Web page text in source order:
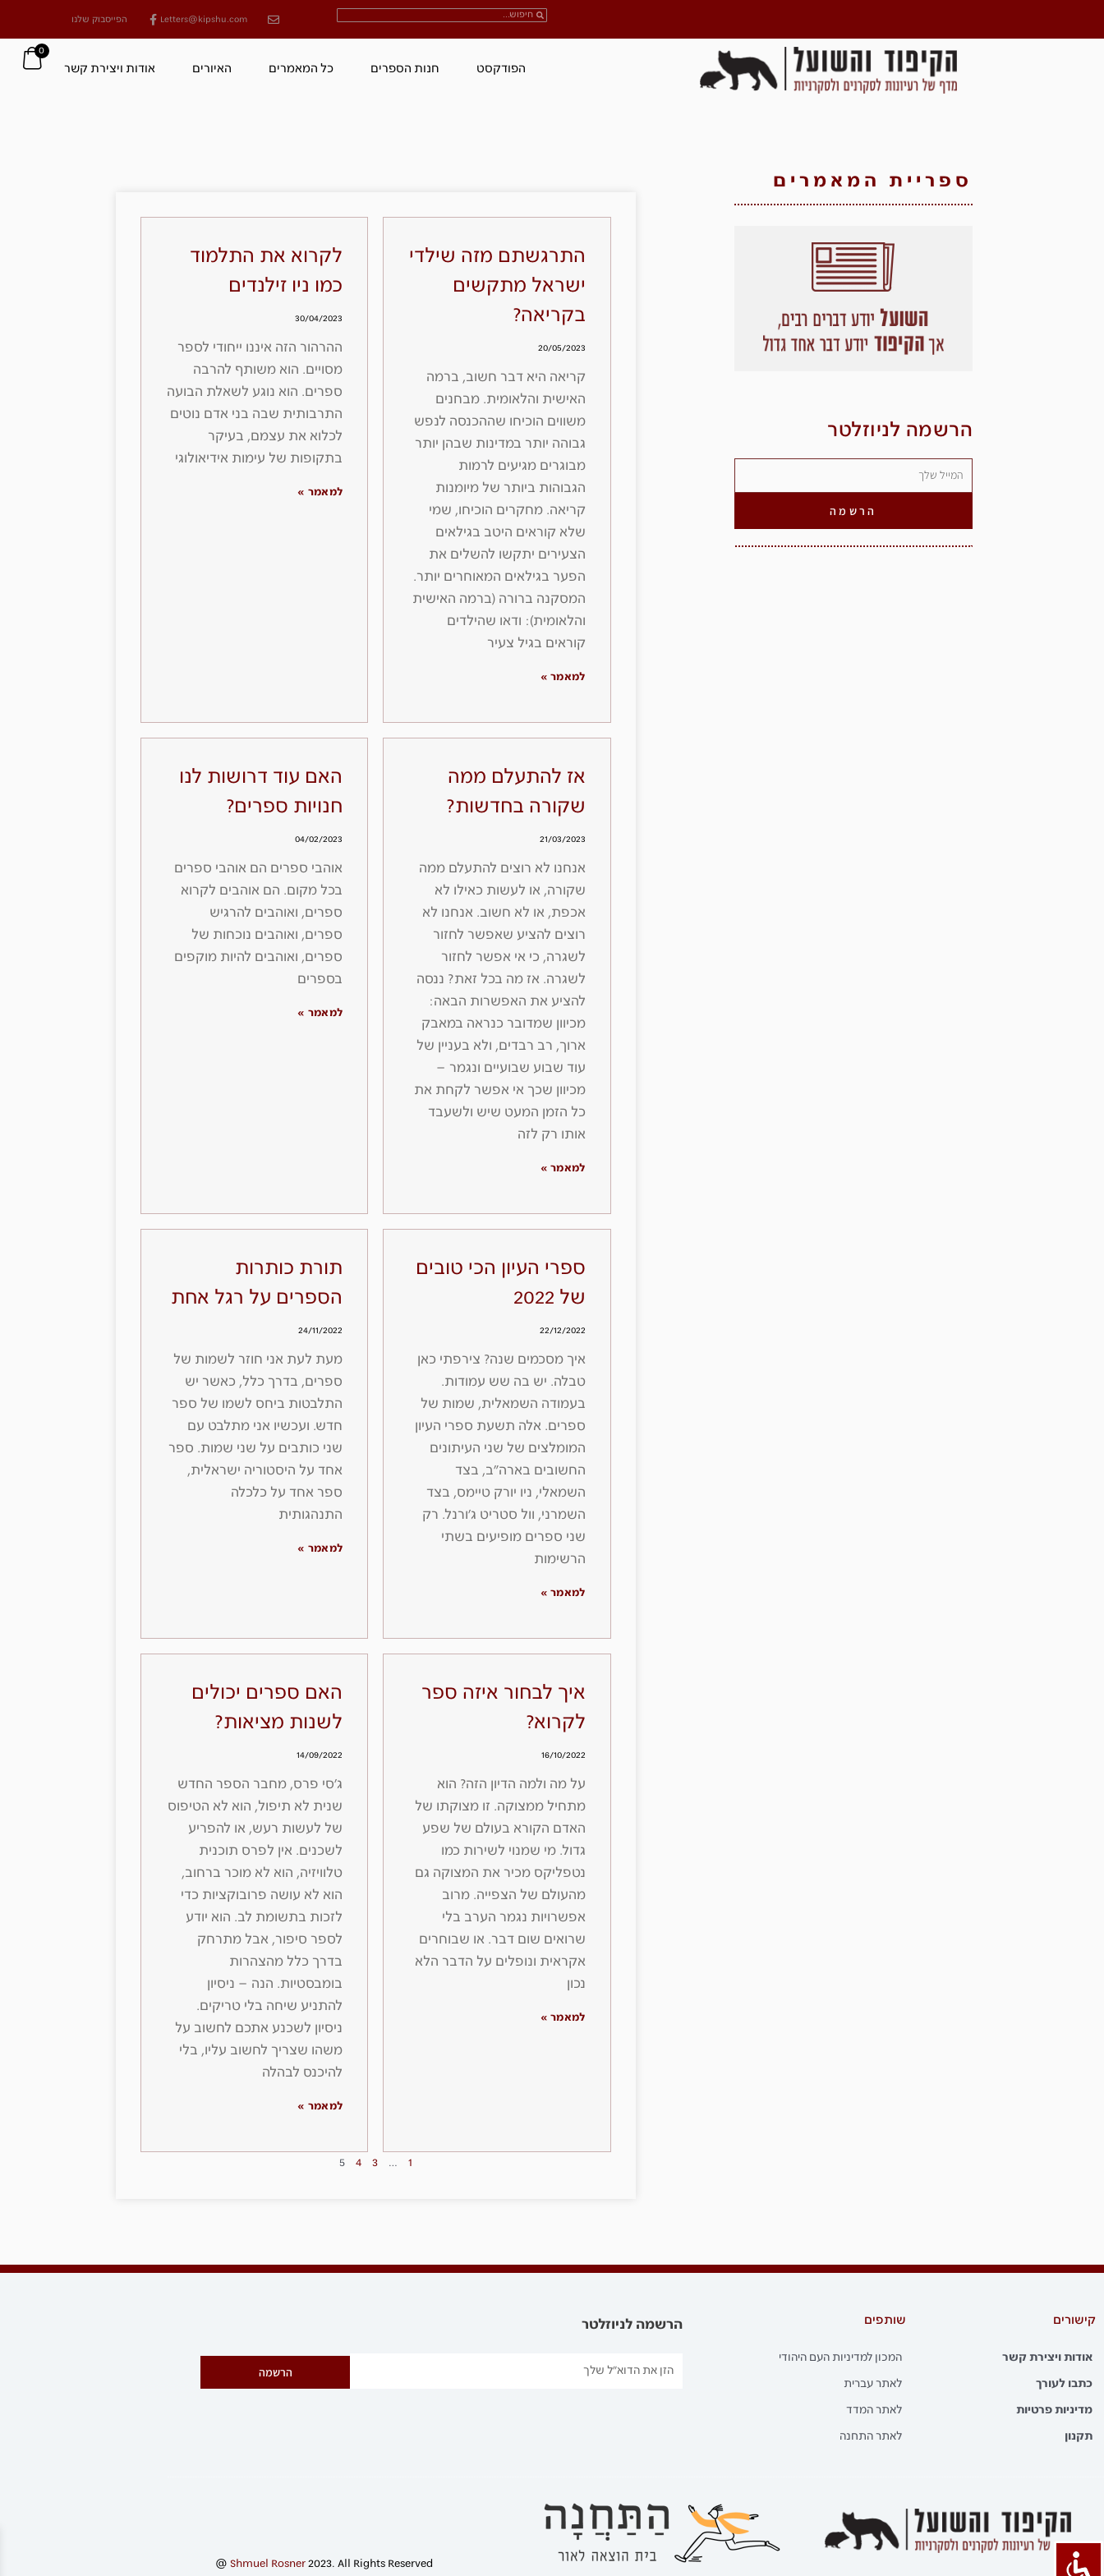
Letters@kipshu.com הפייסבוק שלנו
הפודקסט חנות הספרים כל המאמרים האיורים אודות ויצירת קשר
0
ספריית המאמרים
הרשמה לניוזלטר
הרשמה
התרגשתם מזה שילדי
ישראל מתקשים
בקריאה?
20/05/2023
קריאה היא דבר חשוב, ברמה
האישית והלאומית. מבחנים
משווים הוכיחו שההכנסה לנפש
גבוהה יותר במדינות שבהן יותר
מבוגרים מגיעים לרמות
הגבוהות ביותר של מיומנות
קריאה. מחקרים הוכיחו, שמי
שלא קוראים היטב בגילאים
הצעירים יתקשו להשלים את
הפער בגילאים המאוחרים יותר.
המסקנה ברורה (ברמה האישית
והלאומית): ודאו שהילדים
קוראים בגיל צעיר
למאמר »
לקרוא את התלמוד
כמו ניו זילנדים
30/04/2023
ההרהור הזה איננו ייחודי לספר
מסויים. הוא משותף להרבה
ספרים. הוא נוגע לשאלת הבועה
התרבותית שבה בני אדם נוטים
לכלוא את עצמם, בעיקר
בתקופות של עימות אידיאולוגי
למאמר »
אז להתעלם ממה
שקורה בחדשות?
21/03/2023
אנחנו לא רוצים להתעלם ממה
שקורה, או לעשות כאילו לא
אכפת, או לא חשוב. אנחנו לא
רוצים להציע שאפשר לחזור
לשגרה, כי אי אפשר לחזור
לשגרה. אז מה בכל זאת? ננסה
להציע את האפשרות הבאה:
מכיוון שמדובר כנראה במאבק
ארוך, רב רבדים, ולא בעניין של
עוד שבוע שבועיים ונגמר –
מכיוון שכך אי אפשר לקחת את
כל הזמן המעט שיש ולשעבד
אותו רק לזה
למאמר »
האם עוד דרושות לנו
חנויות ספרים?
04/02/2023
אוהבי ספרים הם אוהבי ספרים
בכל מקום. הם אוהבים לקרוא
ספרים, ואוהבים להרגיש
ספרים, ואוהבים נוכחות של
ספרים, ואוהבים להיות מוקפים
בספרים
למאמר »
ספרי העיון הכי טובים
של 2022
22/12/2022
איך מסכמים שנה? צירפתי כאן
טבלה. יש בה שש עמודות.
בעמודה השמאלית, שמות של
ספרים. אלה תשעת ספרי העיון
המומלצים של שני העיתונים
החשובים בארה״ב, בצד
השמאלי, ניו יורק טיימס, בצד
השמרני, וול סטריט ג׳ורנל. רק
שני ספרים מופיעים בשתי
הרשימות
למאמר »
תורת כותרות
הספרים על רגל אחת
24/11/2022
מעת לעת אני חוזר לשמות של
ספרים, בדרך כלל, כאשר יש
התלבטות ביחס לשמו של ספר
חדש. ועכשיו אני מתלבט עם
שני כותבים על שני שמות. ספר
אחד על היסטוריה ישראלית,
ספר אחד על כלכלה
התנהגותית
למאמר »
איך לבחור איזה ספר
לקרוא?
16/10/2022
על מה ולמה הדיון הזה? הוא
מתחיל ממצוקה. זו מצוקתו של
האדם הקורא בעולם של שפע
גדול. מי שמנוי לשירות כמו
נטפליקס מכיר את המצוקה גם
מהעולם של הצפייה. מרוב
אפשרויות נגמר הערב בלי
שרואים שום דבר. או שבוחרים
אקראית ונופלים על הדבר הלא
נכון
למאמר »
האם ספרים יכולים
לשנות מציאות?
14/09/2022
ג׳סי פרס, מחבר הספר החדש
שנית לא תיפול, הוא לא הטיפוס
של לעשות רעש, או להפריע
לשכנים. אין לפרס תוכנית
טלוויזיה, הוא לא מוכר ברחוב,
הוא לא עושה פרובוקציות כדי
לזכות בתשומת לב. הוא יודע
לספר סיפור, אבל מתרחק
בדרך כלל מהצהרות
בומבסטיות. הנה – ניסיון
להתניע שיחה בלי טריקים.
ניסיון לשכנע אתכם לחשוב על
משהו שצריך לחשוב עליו, בלי
להיכנס לבהלה
למאמר »
1
…
3
4
5
קישורים
אודות ויצירת קשר
כתבו לעורך
מדיניות פרטיות
תקנון
שותפים
המכון למדיניות העם היהודי
לאתר עברית
לאתר המדד
לאתר התחנה
הרשמה לניוזלטר
הרשמה
@ Shmuel Rosner2023. All Rights Reserved